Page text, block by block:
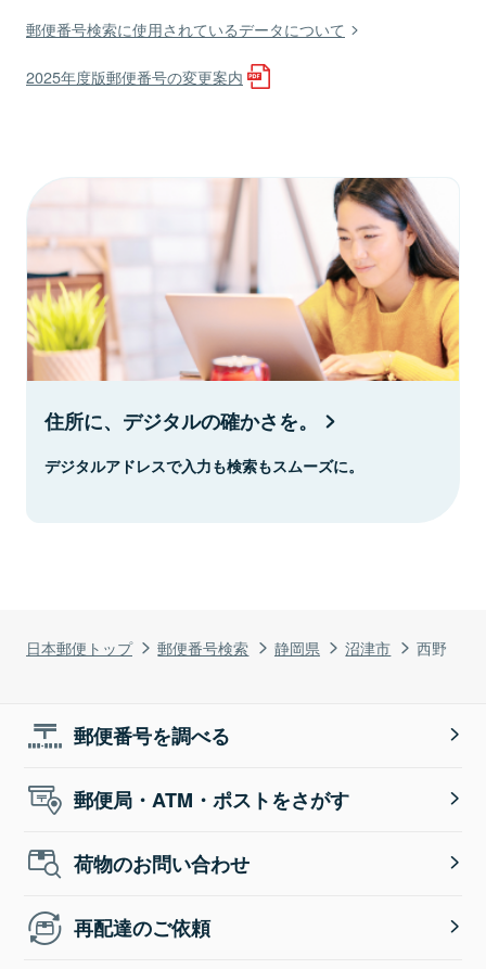
日本郵便トップ 郵便番号検索 静岡県 沼津市 西野
郵便番号検索に使用されているデータについて
2025年度版郵便番号の変更案内
住所に、デジタルの確かさを。
デジタルアドレスで入力も検索もスムーズに。
郵便番号を調べる
郵便局・ATM・ポストをさがす
荷物のお問い合わせ
再配達のご依頼